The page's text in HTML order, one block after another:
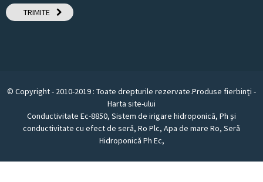
TRIMITE
© Copyright - 2010-2019 : Toate drepturile rezervate.Produse fierbinți -
Harta site-ului
Conductivitate Ec-8850, Sistem de irigare hidroponică, Ph și
conductivitate cu efect de seră, Ro Plc, Apa de mare Ro, Seră
Hidroponică Ph Ec,